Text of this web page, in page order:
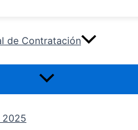
de Contratación
2025